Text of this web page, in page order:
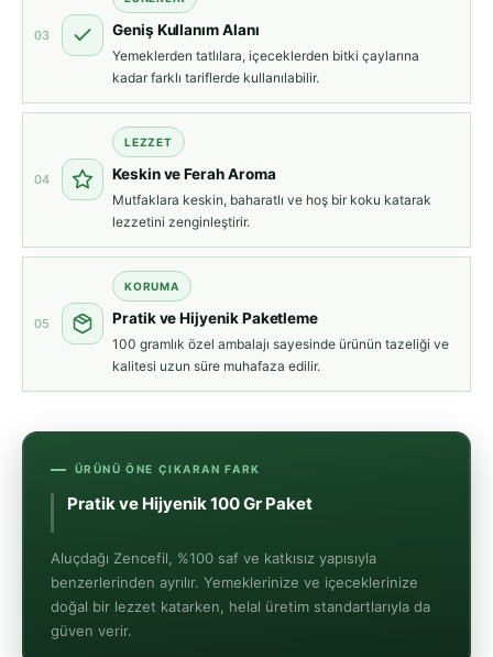
03 Geniş Kullanım Alanı
Yemeklerden tatlılara, içeceklerden bitki çaylarına
kadar farklı tariflerde kullanılabilir.
04
LEZZET
Keskin ve Ferah Aroma
Mutfaklara keskin, baharatlı ve hoş bir koku katarak
lezzetini zenginleştirir.
05
KORUMA
Pratik ve Hijyenik Paketleme
100 gramlık özel ambalajı sayesinde ürünün tazeliği ve
kalitesi uzun süre muhafaza edilir.
ÜRÜNÜ ÖNE ÇIKARAN FARK
Pratik
Aluçdağı Zencefil, %100 saf ve katkısız yapısıyla
benzerlerinden ayrılır. Yemeklerinize ve içeceklerinize
doğal bir lezzet katarken, helal üretim standartlarıyla da
güven verir.